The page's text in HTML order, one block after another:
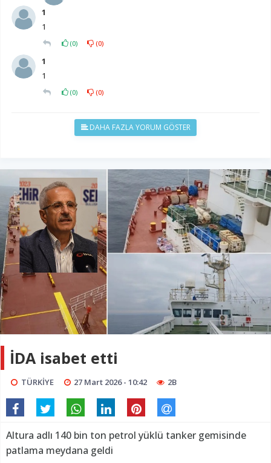
1
1
(0) (0)
1
1
(0) (0)
DAHA FAZLA YORUM GÖSTER
İDA isabet etti
TÜRKİYE 27 Mart 2026 - 10:42 2B
Altura adlı 140 bin ton petrol yüklü tanker gemisinde
patlama meydana geldi